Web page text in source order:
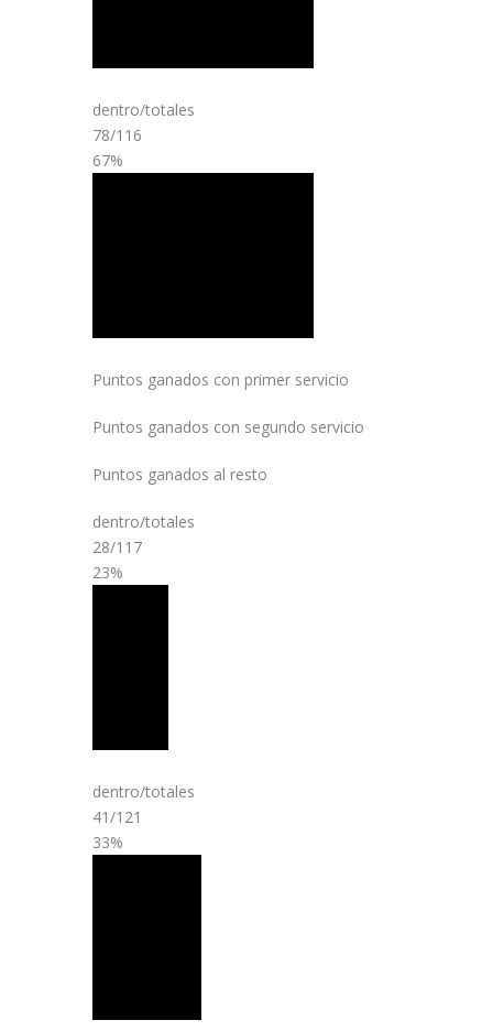
dentro/totales
78/116
67%
Puntos ganados con primer servicio
Puntos ganados con segundo servicio
Puntos ganados al resto
dentro/totales
28/117
23%
dentro/totales
41/121
33%